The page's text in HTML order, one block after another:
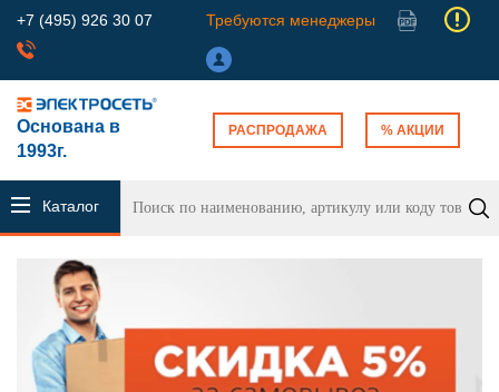
+7 (495) 926 30 07 Требуются менеджеры
Основана в
1993г.
РАСПРОДАЖА % АКЦИИ
Каталог
продукции